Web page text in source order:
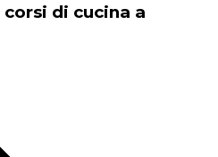
di cucina a